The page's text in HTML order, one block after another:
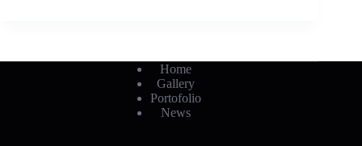
Home
Gallery
Portofolio
News